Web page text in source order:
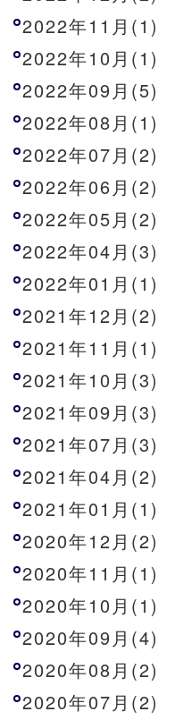
2022年11月(1)
2022年10月(1)
2022年09月(5)
2022年08月(1)
2022年07月(2)
2022年06月(2)
2022年05月(2)
2022年04月(3)
2022年01月(1)
2021年12月(2)
2021年11月(1)
2021年10月(3)
2021年09月(3)
2021年07月(3)
2021年04月(2)
2021年01月(1)
2020年12月(2)
2020年11月(1)
2020年10月(1)
2020年09月(4)
2020年08月(2)
2020年07月(2)